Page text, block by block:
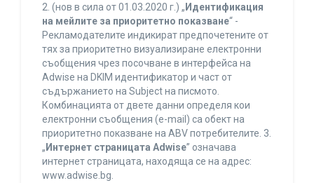
2. (нов в сила от 01.03.2020 г.) „ Идентификация
на мейлите за приоритетно показване“ -
Рекламодателите индикират предпочетените от
тях за приоритетно визуализиране електронни
съобщения чрез посочване в интерфейса на
Adwise на DKIM идентификатор и част от
съдържанието на Subject на писмото.
Комбинацията от двете данни определя кои
електронни съобщения (e-mail) са обект на
приоритетно показване на ABV потребителите. 3.
„ Интернет страницата Adwise” означава
интернет страницата, находяща се на адрес:
www.adwise.bg.